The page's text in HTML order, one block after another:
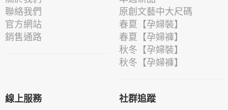
聯絡我們
官方網站
銷售通路
原創文藝中大尺碼
春夏【孕婦裝】
春夏【孕婦褲】
秋冬【孕婦裝】
秋冬【孕婦褲】
線上服務 社群追蹤